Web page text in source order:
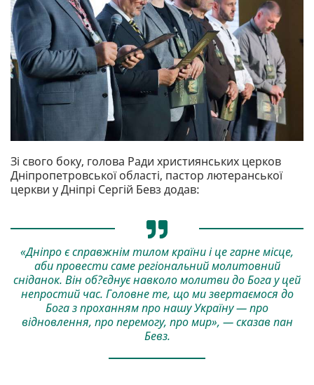
Зі свого боку, голова Ради християнських церков
Дніпропетровської області, пастор лютеранської
церкви у Дніпрі Сергій Бевз додав:
«Дніпро є справжнім тилом країни і це гарне місце,
аби провести саме регіональний молитовний
сніданок. Він об?єднує навколо молитви до Бога у цей
непростий час. Головне те, що ми звертаємося до
Бога з проханням про нашу Україну — про
відновлення, про перемогу, про мир», — сказав пан
Бевз.